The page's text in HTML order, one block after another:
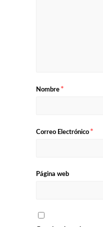
Nombre *
Correo Electrónico *
Página web